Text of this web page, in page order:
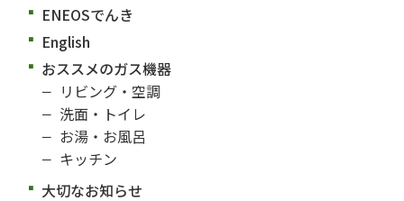
ENEOSでんき
English
おススメのガス機器
リビング・空調
洗面・トイレ
お湯・お風呂
キッチン
大切なお知らせ